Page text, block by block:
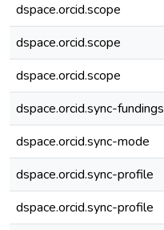
dspace.orcid.scope
dspace.orcid.scope
dspace.orcid.scope
dspace.orcid.sync-fundings
dspace.orcid.sync-mode
dspace.orcid.sync-profile
dspace.orcid.sync-profile